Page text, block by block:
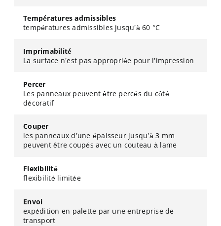
Températures admissibles
températures admissibles jusqu’à 60 °C
Imprimabilité
La surface n’est pas appropriée pour l’impression
Percer
Les panneaux peuvent être percés du côté
décoratif
Couper
les panneaux d’une épaisseur jusqu’à 3 mm
peuvent être coupés avec un couteau à lame
Flexibilité
flexibilité limitée
Envoi
expédition en palette par une entreprise de
transport